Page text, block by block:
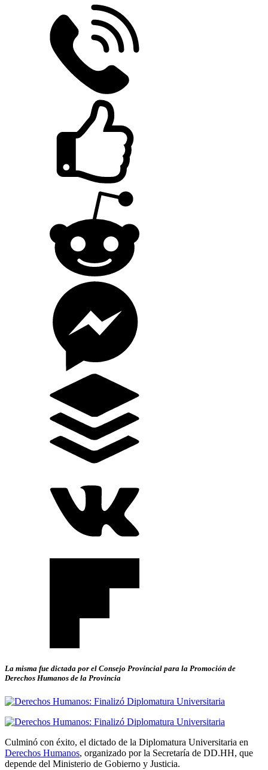
La misma fue dictada por el Consejo Provincial para la Promoción de
Derechos Humanos de la Provincia
Culminó con éxito, el dictado de la Diplomatura Universitaria en
Derechos Humanos, organizado por la Secretaría de DD.HH, que
depende del Ministerio de Gobierno y Justicia.